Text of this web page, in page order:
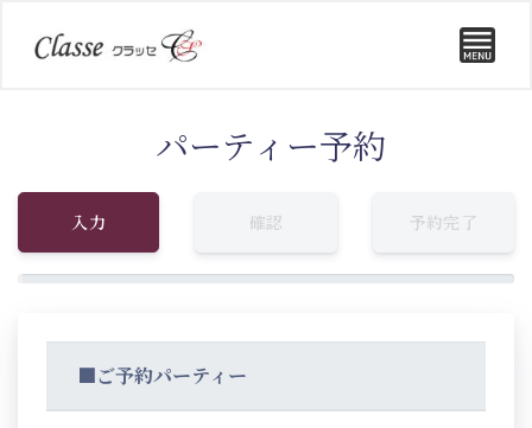
パーティー予約
入力 確認 予約完了
■ご予約パーティー